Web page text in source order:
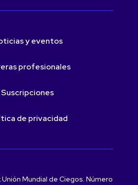
y eventos
profesionales
Suscripciones
de privacidad
Mundial de Ciegos. Número